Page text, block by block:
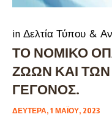
in Δελτία Τύπου &
ΤΟ ΝΟΜΙΚΟ
ΖΩΩΝ ΚΑΙ ΤΩΝ
ΓΕΓΟΝΟΣ.
ΔΕΥΤΈΡΑ, 1 ΜΑΪ́ΟΥ, 2023